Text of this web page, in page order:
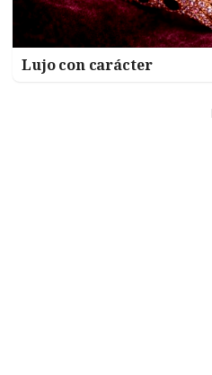
Lujo con carácter